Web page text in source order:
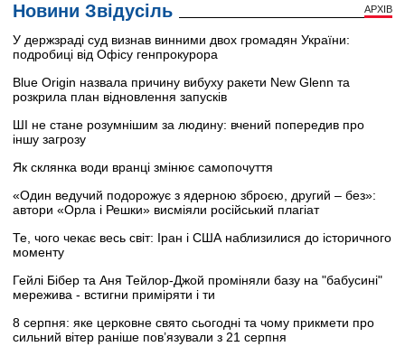
Новини Звідусіль АРХІВ
У держзраді суд визнав винними двох громадян України:
подробиці від Офісу генпрокурора
Blue Origin назвала причину вибуху ракети New Glenn та
розкрила план відновлення запусків
ШІ не стане розумнішим за людину: вчений попередив про
іншу загрозу
Як склянка води вранці змінює самопочуття
«Один ведучий подорожує з ядерною зброєю, другий – без»:
автори «Орла і Решки» висміяли російський плагіат
Те, чого чекає весь світ: Іран і США наблизилися до історичного
моменту
Гейлі Бібер та Аня Тейлор-Джой проміняли базу на "бабусині"
мережива - встигни приміряти і ти
8 серпня: яке церковне свято сьогодні та чому прикмети про
сильний вітер раніше пов’язували з 21 серпня